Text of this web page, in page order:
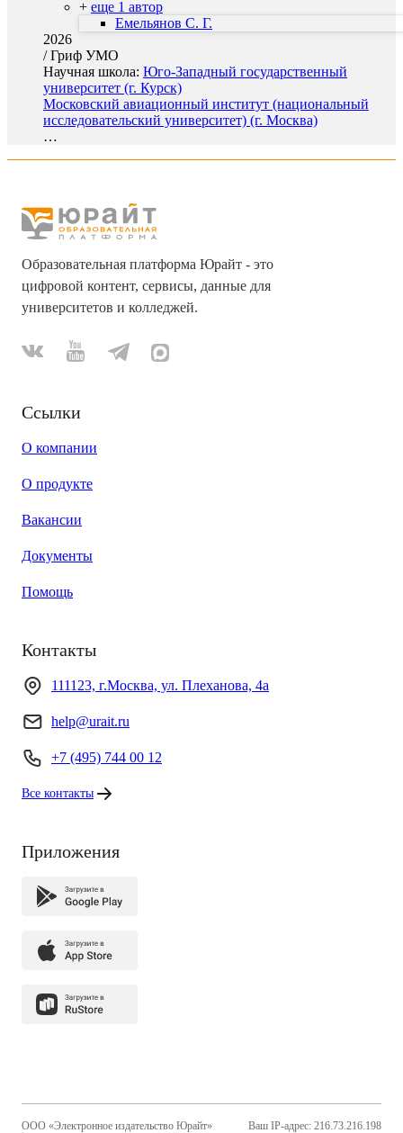
+ еще 1 автор
Емельянов С. Г.
2026
/Гриф УМО
Научная школа: Юго-Западный государственный
университет (г. Курск)
Московский авиационный институт (национальный
исследовательский университет) (г. Москва)
…
Образовательная платформа Юрайт - это
цифровой контент, сервисы, данные для
университетов и колледжей.
Ссылки
О компании
О продукте
Вакансии
Документы
Помощь
Контакты
111123, г.Москва, ул. Плеханова, 4а
help@urait.ru
+7 (495) 744 00 12
Все контакты
Приложения
ООО «Электронное издательство Юрайт»
Ваш IP-адрес: 216.73.216.198